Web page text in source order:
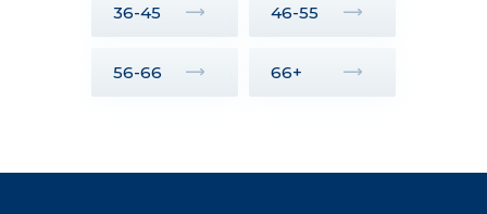
36-45 46-55
56-66 66+